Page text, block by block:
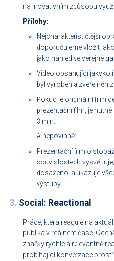
na inovativním způsobu
Přílohy:
Nejcharakterističtější
doporučujeme vložit
jako náhled ve veřejné
Video obsahující
byl vyroben a zveřejněn
Pokud je originální film
prezentační film, je
3 min.
A nepovinně:
Prezentační film o
souvislostech
dosaženo, a ukazuje
výstupy.
3. Social: Reactional
Práce, která reaguje na
publika v reálném čase.
značky rychle a relevantně
probíhající konverzace